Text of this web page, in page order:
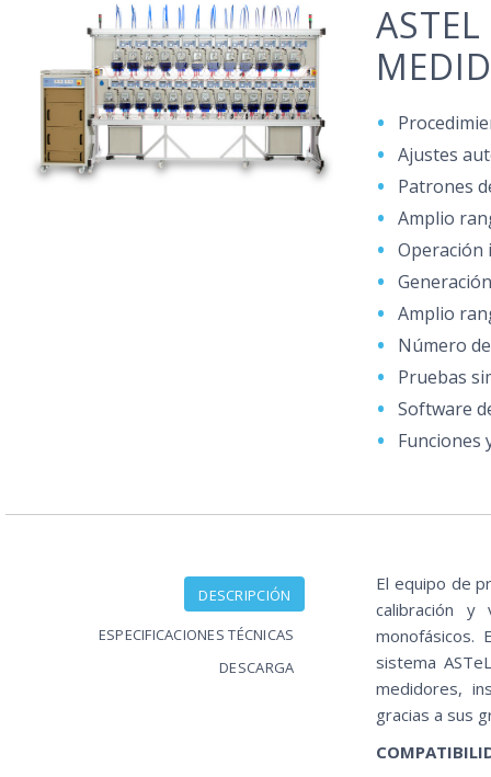
Ajustes
Patrones
Amplio
Operación
Amplio
Número
Pruebas
Software
Funciones
DESCRIPCIÓN
ESPECIFICACIONES TÉCNICAS
DESCARGA
El equipo de
calibración y
monofásicos.
sistema
medidores,
gracias a sus